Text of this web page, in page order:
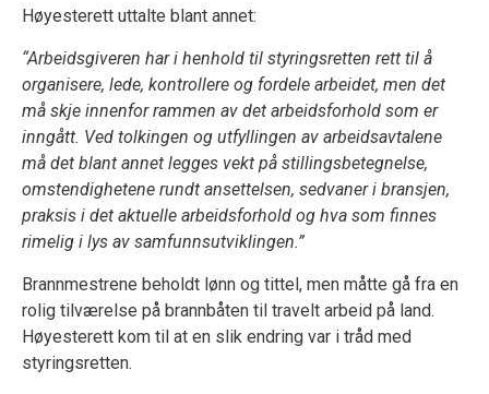
Høyesterett uttalte blant annet:
“Arbeidsgiveren har i henhold til styringsretten rett til å
organisere, lede, kontrollere og fordele arbeidet, men det
må skje innenfor rammen av det arbeidsforhold som er
inngått. Ved tolkingen og utfyllingen av arbeidsavtalene
må det blant annet legges vekt på stillingsbetegnelse,
omstendighetene rundt ansettelsen, sedvaner i bransjen,
praksis i det aktuelle arbeidsforhold og hva som finnes
rimelig i lys av samfunnsutviklingen.”
Brannmestrene beholdt lønn og tittel, men måtte gå fra en
rolig tilværelse på brannbåten til travelt arbeid på land.
Høyesterett kom til at en slik endring var i tråd med
styringsretten.